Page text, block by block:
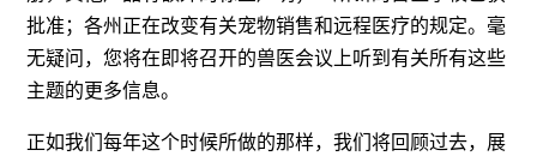
批准；各州正在改变有关宠物销售和远程医疗的规定。毫
无疑问，您将在即将召开的兽医会议上听到有关所有这些
主题的更多信息。
正如我们每年这个时候所做的那样，我们将回顾过去，展